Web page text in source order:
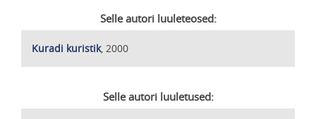
Selle autori luuleteosed:
Kuradi kuristik, 2000
Selle autori luuletused: